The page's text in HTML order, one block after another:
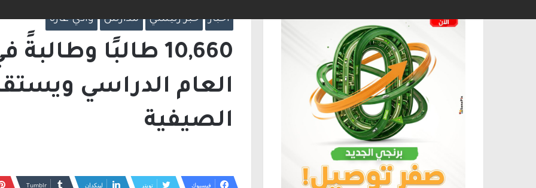
أخبار خبر رئيسي مدارس وادي عاره
10,660 طالبًا
العام الدراسي
الصيفية
فيسبوك تويتر لينكدإن